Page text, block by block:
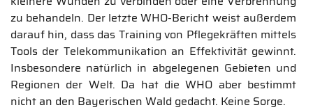
zu behandeln. Der letzte WHO-Bericht weist außerdem
darauf hin, dass das Training von Pflegekräften mittels
Tools der Telekommunikation an Effektivität gewinnt.
Insbesondere natürlich in abgelegenen Gebieten und
Regionen der Welt. Da hat die WHO aber bestimmt
nicht an den Bayerischen Wald gedacht. Keine Sorge.